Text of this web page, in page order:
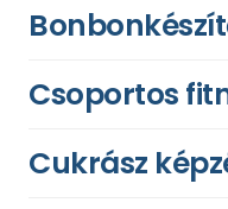
Csoportos
Cukrász